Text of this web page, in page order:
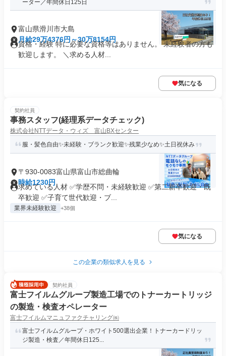
ーター／年間休日125日
富山県滑川市大島
月給29万4376円～30万8154円
資格・経験 特に必要な資格等はありません。 未経験者の方も
歓迎します。 ＼求める人材...
気になる
契約社員
事務スタッフ(経理系データチェック)
株式会社NTTデータ・ウィズ 富山BXセンター
服・髪色自由✨未経験・ブランク歓迎✨残業少なめ✨土日祝休み
〒930-0083富山県富山市総曲輪
時給1230円
求めている人材 ✅学歴不問・未経験歓迎 ✅第二新卒歓迎・既
卒歓迎 ✅子育て世代歓迎・ブ...
業界未経験歓迎 +38個
気になる
この企業の類似求人を見る
契約社員
富士フイルムグループ製造工場でのトナーカートリッジ
の製造・検査オペレーター
富士フイルムマニュファクチャリング㈱
富士フイルムグループ・ホワイト500選出企業！トナーカードリッ
ジ製造・検査／年間休日125...